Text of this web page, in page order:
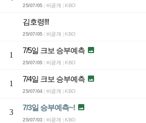
25/07/05| 비공개 KBO
김호령!!!
25/07/05| 비공개 KBO
1
7/5일 크보 승부예측 
25/07/05| 비공개 KBO
1
7/4일 크보 승부예측 
25/07/04| 비공개 KBO
3
7/3일 승부예측~! 
25/07/03 비공개 KBO